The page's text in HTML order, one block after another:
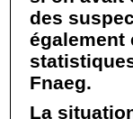
des
également
Fnaeg.
La